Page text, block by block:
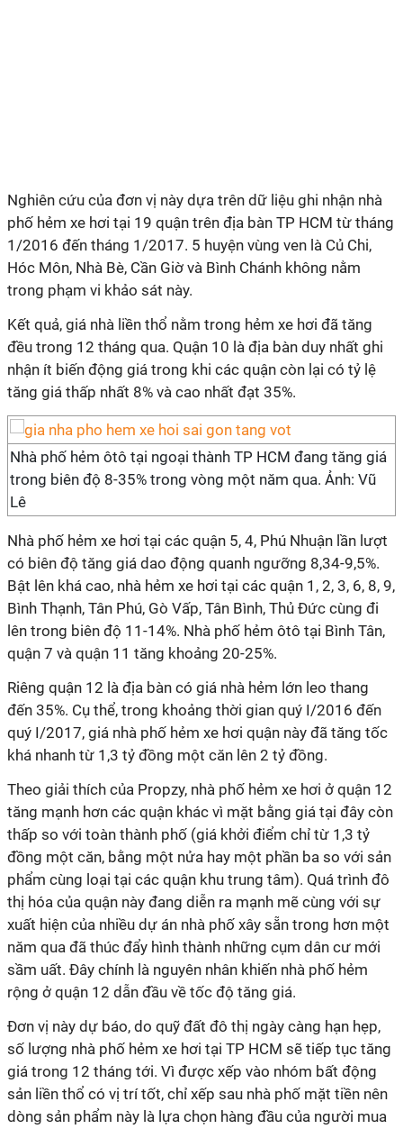
Nghiên cứu của đơn vị này dựa trên dữ liệu ghi nhận nhà
phố hẻm xe hơi tại 19 quận trên địa bàn TP HCM từ tháng
1/2016 đến tháng 1/2017. 5 huyện vùng ven là Củ Chi,
Hóc Môn, Nhà Bè, Cần Giờ và Bình Chánh không nằm
trong phạm vi khảo sát này.
Kết quả, giá nhà liền thổ nằm trong hẻm xe hơi đã tăng
đều trong 12 tháng qua. Quận 10 là địa bàn duy nhất ghi
nhận ít biến động giá trong khi các quận còn lại có tỷ lệ
tăng giá thấp nhất 8% và cao nhất đạt 35%.
Nhà phố hẻm ôtô tại ngoại thành TP HCM đang tăng giá
trong biên độ 8-35% trong vòng một năm qua. Ảnh: Vũ
Lê
Nhà phố hẻm xe hơi tại các quận 5, 4, Phú Nhuận lần lượt
có biên độ tăng giá dao động quanh ngưỡng 8,34-9,5%.
Bật lên khá cao, nhà hẻm xe hơi tại các quận 1, 2, 3, 6, 8, 9,
Bình Thạnh, Tân Phú, Gò Vấp, Tân Bình, Thủ Đức cùng đi
lên trong biên độ 11-14%. Nhà phố hẻm ôtô tại Bình Tân,
quận 7 và quận 11 tăng khoảng 20-25%.
Riêng quận 12 là địa bàn có giá nhà hẻm lớn leo thang
đến 35%. Cụ thể, trong khoảng thời gian quý I/2016 đến
quý I/2017, giá nhà phố hẻm xe hơi quận này đã tăng tốc
khá nhanh từ 1,3 tỷ đồng một căn lên 2 tỷ đồng.
Theo giải thích của Propzy, nhà phố hẻm xe hơi ở quận 12
tăng mạnh hơn các quận khác vì mặt bằng giá tại đây còn
thấp so với toàn thành phố (giá khởi điểm chỉ từ 1,3 tỷ
đồng một căn, bằng một nửa hay một phần ba so với sản
phẩm cùng loại tại các quận khu trung tâm). Quá trình đô
thị hóa của quận này đang diễn ra mạnh mẽ cùng với sự
xuất hiện của nhiều dự án nhà phố xây sẵn trong hơn một
năm qua đã thúc đẩy hình thành những cụm dân cư mới
sầm uất. Đây chính là nguyên nhân khiến nhà phố hẻm
rộng ở quận 12 dẫn đầu về tốc độ tăng giá.
Đơn vị này dự báo, do quỹ đất đô thị ngày càng hạn hẹp,
số lượng nhà phố hẻm xe hơi tại TP HCM sẽ tiếp tục tăng
giá trong 12 tháng tới. Vì được xếp vào nhóm bất động
sản liền thổ có vị trí tốt, chỉ xếp sau nhà phố mặt tiền nên
dòng sản phẩm này là lựa chọn hàng đầu của người mua